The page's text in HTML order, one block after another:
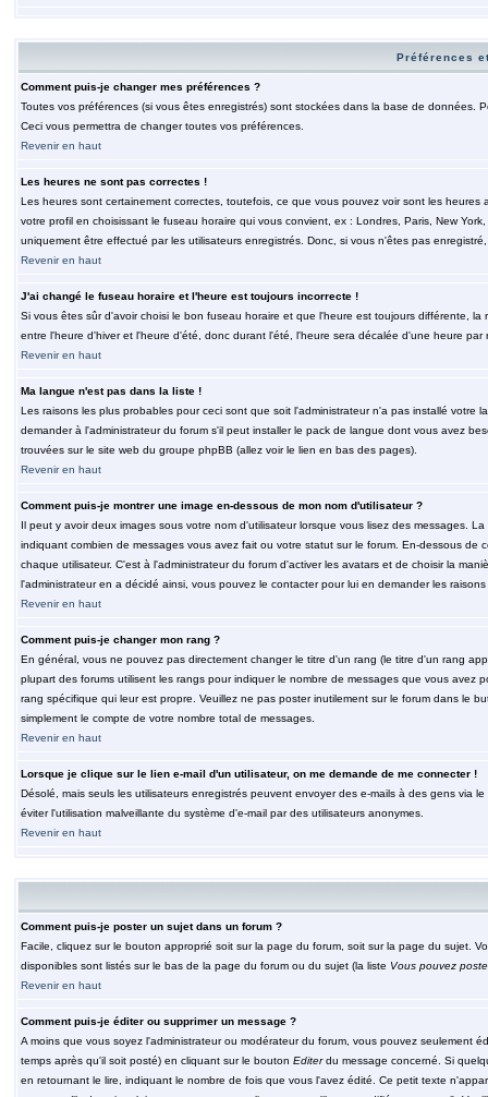
Préférences
Comment puis-je changer mes préférences ?
Toutes vos préférences (si vous êtes enregistrés) sont stockées dans la base de données.
Ceci vous permettra de changer toutes vos préférences.
Revenir en haut
Les heures ne sont pas correctes !
Les heures sont certainement correctes, toutefois, ce que vous pouvez voir sont les
votre profil en choisissant le fuseau horaire qui vous convient, ex : Londres, Paris, New
uniquement être effectué par les utilisateurs enregistrés. Donc, si vous n'êtes pas
Revenir en haut
J'ai changé le fuseau horaire et l'heure est toujours incorrecte !
Si vous êtes sûr d'avoir choisi le bon fuseau horaire et que l'heure est toujours différente,
entre l'heure d'hiver et l'heure d'été, donc durant l'été, l'heure sera décalée d'une heure par
Revenir en haut
Ma langue n'est pas dans la liste !
Les raisons les plus probables pour ceci sont que soit l'administrateur n'a pas installé
demander à l'administrateur du forum s'il peut installer le pack de langue dont vous avez
trouvées sur le site web du groupe phpBB (allez voir le lien en bas des pages).
Revenir en haut
Comment puis-je montrer une image en-dessous de mon nom d'utilisateur ?
Il peut y avoir deux images sous votre nom d'utilisateur lorsque vous lisez des messages.
indiquant combien de messages vous avez fait ou votre statut sur le forum. En-dessous
chaque utilisateur. C'est à l'administrateur du forum d'activer les avatars et de choisir la
l'administrateur en a décidé ainsi, vous pouvez le contacter pour lui en demander les
Revenir en haut
Comment puis-je changer mon rang ?
En général, vous ne pouvez pas directement changer le titre d'un rang (le titre d'un rang
plupart des forums utilisent les rangs pour indiquer le nombre de messages que vous avez
rang spécifique qui leur est propre. Veuillez ne pas poster inutilement sur le forum dans le
simplement le compte de votre nombre total de messages.
Revenir en haut
Lorsque je clique sur le lien e-mail d'un utilisateur, on me demande de me connecter !
Désolé, mais seuls les utilisateurs enregistrés peuvent envoyer des e-mails à des gens via
éviter l'utilisation malveillante du système d'e-mail par des utilisateurs anonymes.
Revenir en haut
Comment puis-je poster un sujet dans un forum ?
Facile, cliquez sur le bouton approprié soit sur la page du forum, soit sur la page du sujet.
disponibles sont listés sur le bas de la page du forum ou du sujet (la liste Vous pouvez
Revenir en haut
Comment puis-je éditer ou supprimer un message ?
A moins que vous soyez l'administrateur ou modérateur du forum, vous pouvez seulement
temps après qu'il soit posté) en cliquant sur le bouton Editerdu message concerné. Si
en retournant le lire, indiquant le nombre de fois que vous l'avez édité. Ce petit texte